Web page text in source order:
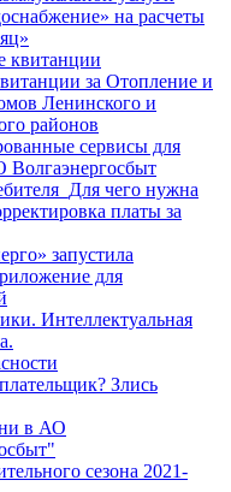
на расчеты
квитанции
за Отопление и
Ленинского и
районов
сервисы для
чего нужна
платы за
запустила
для
Интеллектуальная
Злись
в АО
сезона 2021-